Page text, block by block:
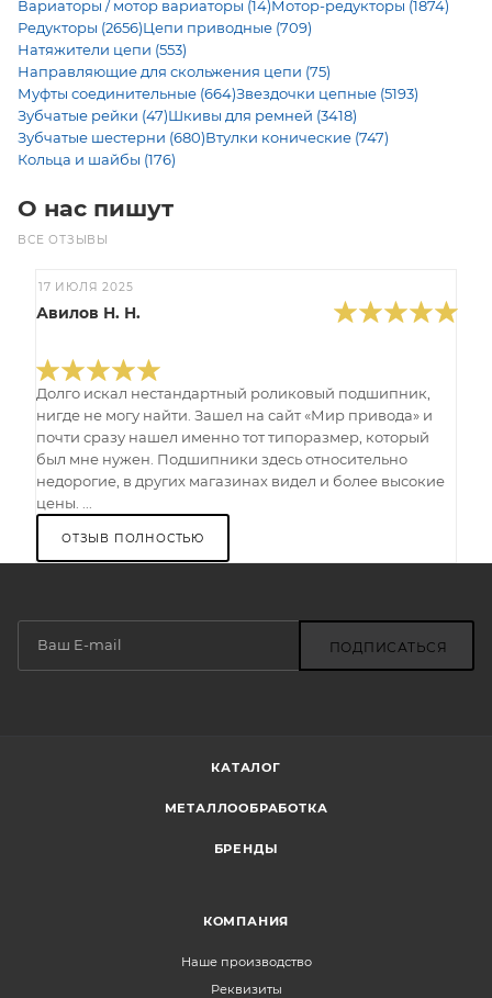
Вариаторы / мотор вариаторы (14)Мотор-редукторы (1874)
Редукторы (2656)Цепи приводные (709)
Натяжители цепи (553)
Направляющие для скольжения цепи (75)
Муфты соединительные (664)Звездочки цепные (5193)
Зубчатые рейки (47)Шкивы для ремней (3418)
Зубчатые шестерни (680)Втулки конические (747)
Кольца и шайбы (176)
О нас пишут
ВСЕ ОТЗЫВЫ
17 ИЮЛЯ 2025
Авилов Н. Н.
Долго искал нестандартный роликовый подшипник,
нигде не могу найти. Зашел на сайт «Мир привода» и
почти сразу нашел именно тот типоразмер, который
был мне нужен. Подшипники здесь относительно
недорогие, в других магазинах видел и более высокие
цены. ...
ОТЗЫВ ПОЛНОСТЬЮ
ПОДПИСАТЬСЯ
КАТАЛОГ
МЕТАЛЛООБРАБОТКА
БРЕНДЫ
КОМПАНИЯ
Наше производство
Реквизиты